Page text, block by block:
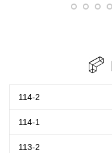
114-2
114-1
113-2